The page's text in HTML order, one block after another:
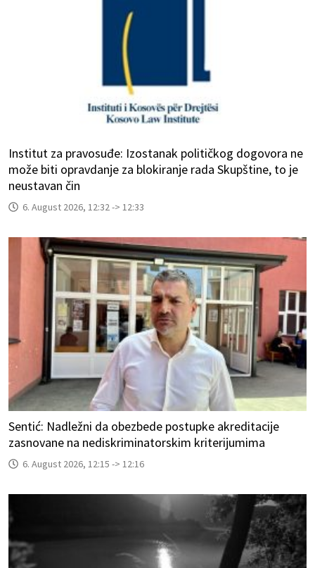
Institut za pravosuđe: Izostanak političkog dogovora ne
može biti opravdanje za blokiranje rada Skupštine, to je
neustavan čin
6. August 2026, 12:32 -> 12:33
Sentić: Nadležni da obezbede postupke akreditacije
zasnovane na nediskriminatorskim kriterijumima
6. August 2026, 12:15 -> 12:16